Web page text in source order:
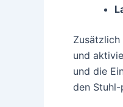
und
und die
den